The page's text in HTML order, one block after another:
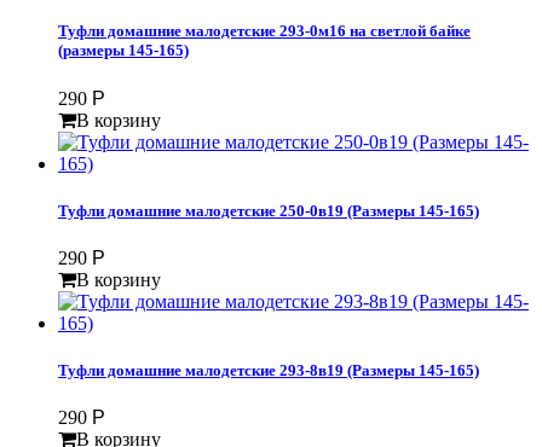
Туфли домашние малодетские 293-0м16 на светлой байке
(размеры 145-165)
290 Р
В корзину
Туфли домашние малодетские 250-0в19 (Размеры 145-165)
290 Р
В корзину
Туфли домашние малодетские 293-8в19 (Размеры 145-165)
290 Р
В корзину